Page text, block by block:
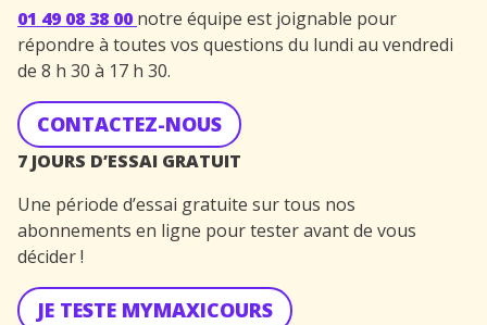
01 49 08 38 00 notre équipe est joignable pour
répondre à toutes vos questions du lundi au vendredi
de 8 h 30 à 17 h 30.
CONTACTEZ-NOUS
7 JOURS D’ESSAI GRATUIT
Une période d’essai gratuite sur tous nos
abonnements en ligne pour tester avant de vous
décider !
JE TESTE MYMAXICOURS